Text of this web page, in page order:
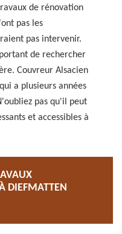
de rénovation
pas les
pas intervenir.
de rechercher
Couvreur Alsacien
a plusieurs années
pas qu'il peut
et accessibles à
DIEFMATTEN